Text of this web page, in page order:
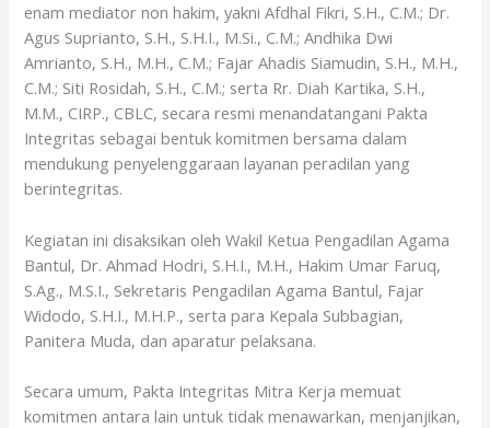
enam mediator non hakim, yakni Afdhal Fikri, S.H., C.M.; Dr.
Agus Suprianto, S.H., S.H.I., M.Si., C.M.; Andhika Dwi
Amrianto, S.H., M.H., C.M.; Fajar Ahadis Siamudin, S.H., M.H.,
C.M.; Siti Rosidah, S.H., C.M.; serta Rr. Diah Kartika, S.H.,
M.M., CIRP., CBLC, secara resmi menandatangani Pakta
Integritas sebagai bentuk komitmen bersama dalam
mendukung penyelenggaraan layanan peradilan yang
berintegritas.
Kegiatan ini disaksikan oleh Wakil Ketua Pengadilan Agama
Bantul, Dr. Ahmad Hodri, S.H.I., M.H., Hakim Umar Faruq,
S.Ag., M.S.I., Sekretaris Pengadilan Agama Bantul, Fajar
Widodo, S.H.I., M.H.P., serta para Kepala Subbagian,
Panitera Muda, dan aparatur pelaksana.
Secara umum, Pakta Integritas Mitra Kerja memuat
komitmen antara lain untuk tidak menawarkan, menjanjikan,